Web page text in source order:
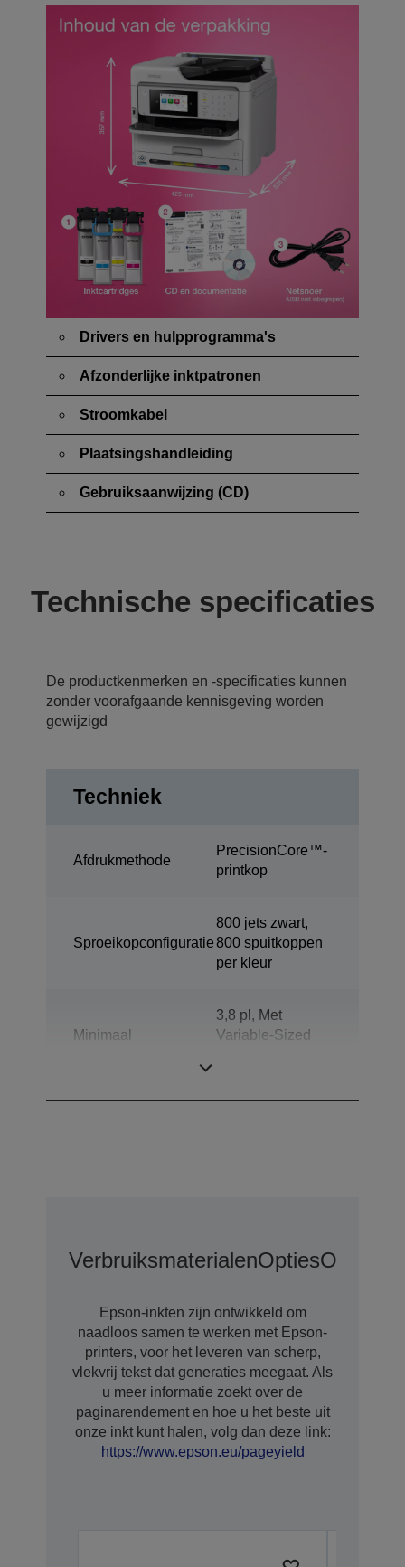
Drivers en hulpprogramma's
Afzonderlijke inktpatronen
Stroomkabel
Plaatsingshandleiding
Gebruiksaanwijzing (CD)
Technische specificaties
De productkenmerken en -specificaties kunnen
zonder voorafgaande kennisgeving worden
gewijzigd
Techniek
Afdrukmethode
PrecisionCore™-
printkop
Sproeikopconfiguratie
800 jets zwart,
800 spuitkoppen
per kleur
Minimaal
3,8 pl, Met
Variable-Sized
VerbruiksmaterialenOptiesOpties
Epson-inkten zijn ontwikkeld om
naadloos samen te werken met Epson-
printers, voor het leveren van scherp,
vlekvrij tekst dat generaties meegaat. Als
u meer informatie zoekt over de
paginarendement en hoe u het beste uit
onze inkt kunt halen, volg dan deze link:
https://www.epson.eu/pageyield